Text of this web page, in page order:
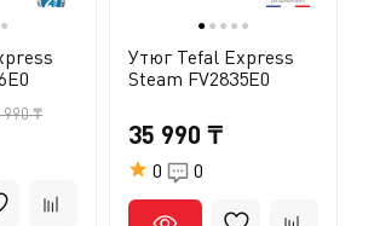
его, пока индикатор не погаснет.
●
990 ₸
● ● ● ● ●
Утюг Tefal Express
Steam FV2835E0
35 990 ₸
0 0